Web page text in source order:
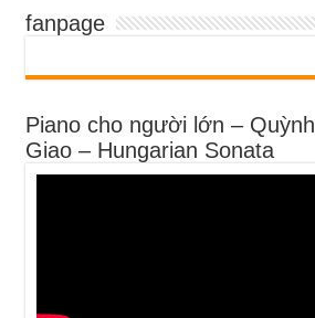
fanpage
Piano cho người lớn – Quỳnh
Giao – Hungarian Sonata